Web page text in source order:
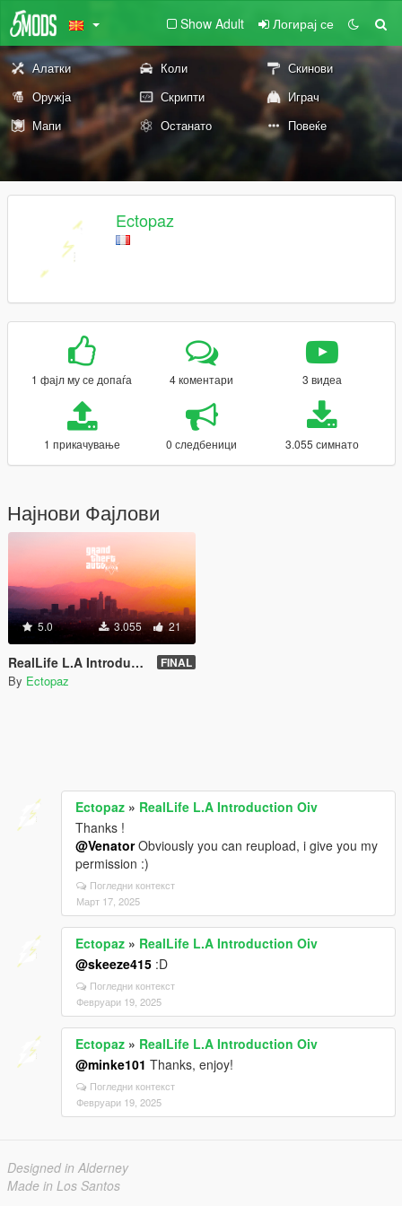
Show Adult Логирај се
Алатки Коли
Скинови
Оружја
Скрипти
Играч
Мапи
Останато Повеќе
Ectopaz
1 фајл му се допаѓа 4 коментари 3 видеа
1 прикачување 0 следбеници 3.055 симнато
Најнови Фајлови
5.0 3.055 21
RealLife L.A Introduction Oiv FINAL
By Ectopaz
Ectopaz » RealLife L.A Introduction Oiv
Thanks !
@VenatorObviously you can reupload, i give you my
permission :)
Погледни контекст
Март 17, 2025
Ectopaz » RealLife L.A Introduction Oiv
@skeeze415 :D
Погледни контекст
Февруари 19, 2025
Ectopaz » RealLife L.A Introduction Oiv
@minke101 Thanks, enjoy!
Погледни контекст
Февруари 19, 2025
Designed in Alderney
Made in Los Santos